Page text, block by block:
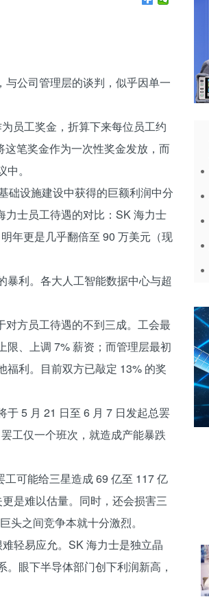
公司管理层的谈判，似乎因单一
员工奖金，折算下来每位员工约
笔奖金作为一次性奖金发放，而
。
础设施建设中获得的巨额利润中分
士员工待遇的对比：SK 海力士
年更是几乎翻倍至 90 万美元（现
暴利。各大人工智能数据中心与超
方员工待遇的不到三成。工会最
限、上调 7% 薪资；而管理层最初
福利。目前双方已敲定 13% 的奖
于 5 月 21 日至 6 月 7 日发起总罢
工仅一个班次，就造成产能暴跌
可能给三星造成 69 亿至 117 亿
是难以估量。同时，还会损害三
之间竞争本就十分激烈。
轻易应允。SK 海力士是独立晶
眼下半导体部门创下利润新高，